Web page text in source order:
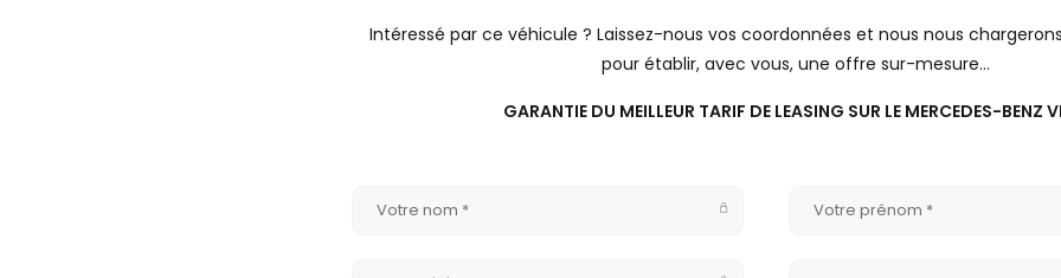
Intéressé par ce véhicule ? Laissez-nous vos coordonnées et nous nous
pour établir, avec vous, une offre sur-mesure…
GARANTIE DU MEILLEUR TARIF DE LEASING SUR LE MERCEDES-BENZ